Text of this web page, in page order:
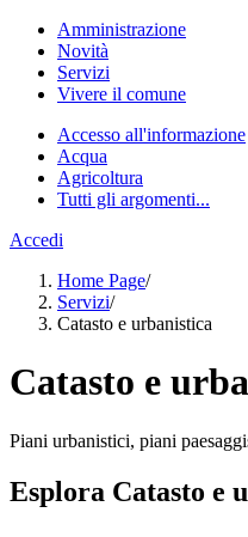
Amministrazione
Novità
Servizi
Vivere il comune
Accesso all'informazione
Acqua
Agricoltura
Tutti gli argomenti...
Accedi
Home Page/
Servizi/
Catasto e urbanistica
Catasto e
Piani urbanistici, piani
Esplora Catasto e